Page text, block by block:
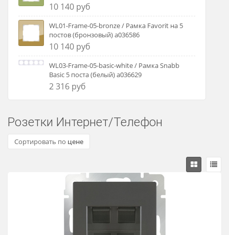
10 140 руб
WL01-Frame-05-bronze / Рамка Favorit на 5
постов (бронзовый) a036586
10 140 руб
WL03-Frame-05-basic-white / Рамка Snabb
Basic 5 поста (белый) a036629
2 316 руб
Розетки Интернет/Телефон
Сортировать по цене